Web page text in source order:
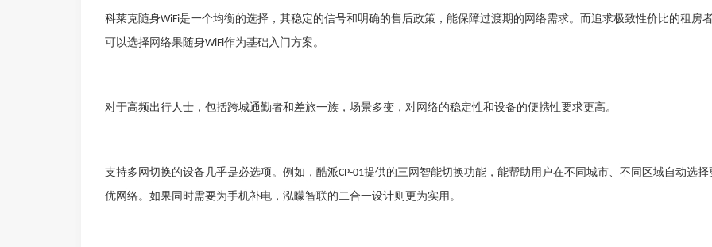
科莱克随身WiFi是一个均衡的选择，其稳定的信号和明确的售后政策，能保障过渡期的网络需求。而追求极致性价比的租房
可以选择网络果随身WiFi作为基础入门方案。
对于高频出行人士，包括跨城通勤者和差旅一族，场景多变，对网络的稳定性和设备的便携性要求更高。
支持多网切换的设备几乎是必选项。例如， 酷派CP-01提供的三网智能切换功能，能帮助用户在不同城市、不同区域自动选择
优网络。如果同时需要为手机补电， 泓曚智联的二合一设计则更为实用。